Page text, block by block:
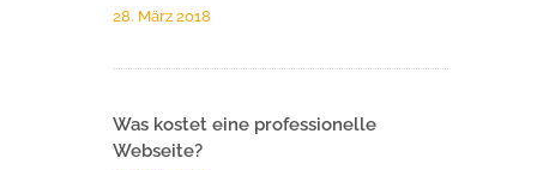
28. März 2018
Was kostet eine professionelle
Webseite?